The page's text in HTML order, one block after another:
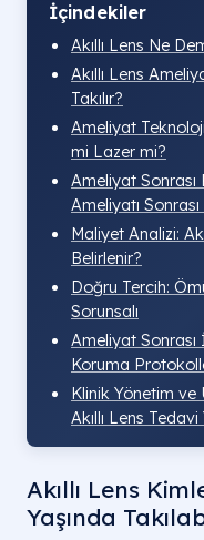
İçindekiler
Akıllı Lens Ne
Akıllı Lens
Takılır?
Ameliyat
mi Lazer mi?
Ameliyat Sonrası
Ameliyatı
Maliyet Analizi:
Belirlenir?
Doğru Tercih:
Sorunsalı
Ameliyat Sonrası
Koruma
Klinik Yönetim ve
Akıllı Lens Tedavi
Akıllı Lens
Yaşında